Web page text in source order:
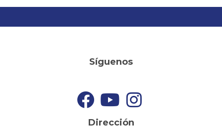
Síguenos
Dirección